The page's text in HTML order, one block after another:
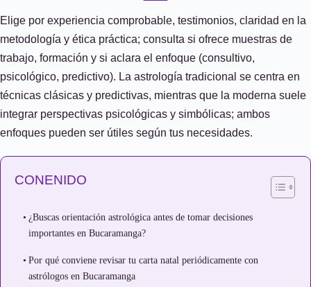
Elige por experiencia comprobable, testimonios, claridad en la
metodología y ética práctica; consulta si ofrece muestras de
trabajo, formación y si aclara el enfoque (consultivo,
psicológico, predictivo). La astrología tradicional se centra en
técnicas clásicas y predictivas, mientras que la moderna suele
integrar perspectivas psicológicas y simbólicas; ambos
enfoques pueden ser útiles según tus necesidades.
CONENIDO
¿Buscas orientación astrológica antes de tomar decisiones
importantes en Bucaramanga?
Por qué conviene revisar tu carta natal periódicamente con
astrólogos en Bucaramanga